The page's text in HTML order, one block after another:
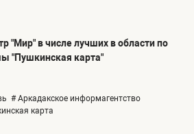
"Мир" в числе лучших в области по
"Пушкинская карта"
# Аркадакское информагентство
карта